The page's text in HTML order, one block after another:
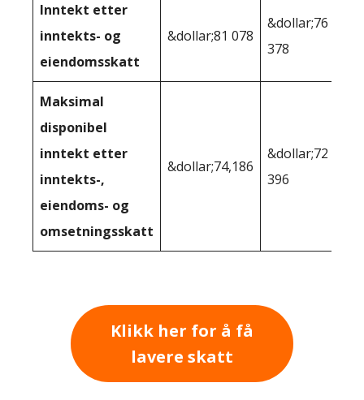
Inntekt etter
inntekts- og
eiendomsskatt
&dollar;81 078
&dollar;76
378
Maksimal
disponibel
inntekt etter
inntekts-,
eiendoms- og
omsetningsskatt
&dollar;74,186
&dollar;72
396
Klikk her for å få
lavere skatt